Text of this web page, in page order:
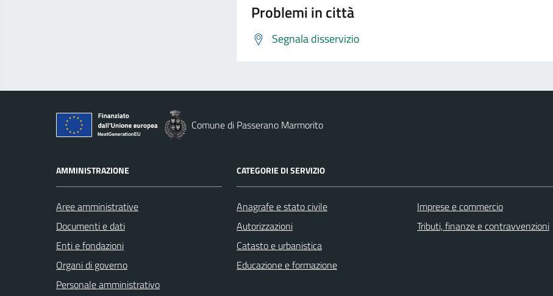
Problemi in città
Segnala disservizio
Comune di Passerano Marmorito
AMMINISTRAZIONE
Aree amministrative
Documenti e dati
Enti e fondazioni
Organi di governo
Personale amministrativo
CATEGORIE DI SERVIZIO
Anagrafe e stato civile
Autorizzazioni
Catasto e urbanistica
Educazione e formazione
Imprese e commercio
Tributi, finanze e contravvenzioni